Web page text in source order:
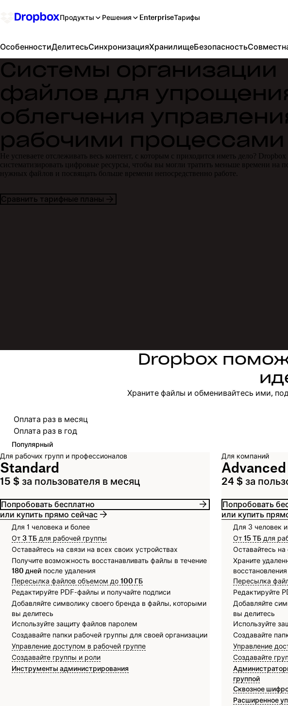
Продукты Решения EnterpriseТарифы
ОсобенностиДелитесьСинхронизацияХранилищеБезопасность
Системы организации
файлов для
облегчения
рабочими процессами
Не успеваете отслеживать весь контент, с которым с приходится иметь дело?
систематизировать цифровые ресурсы, чтобы вы могли тратить меньше времени на
нужных файлов и посвящать больше времени непосредственно работе.
Сравнить тарифные планы
Dropbox
Храните файлы и обменивайтесь ими,
Выберите платежный цикл
Оплата раз в месяц
Оплата раз в год
Популярный
Для рабочих групп и профессионалов
Standard
15 $ за пользователя в месяц
Попробовать бесплатно
или купить прямо сейчас
Для 1 человека и более
От 3 ТБ для рабочей группы
Оставайтесь на связи на всех своих устройствах
Получите возможность восстанавливать файлы в течение
180 дней после удаления
Пересылка файлов объемом до 100 ГБ
Редактируйте PDF-файлы и получайте подписи
Добавляйте символику своего бренда в файлы, которыми
вы делитесь
Используйте защиту файлов паролем
Создавайте папки рабочей группы для своей организации
Управление доступом в рабочей группе
Создавайте группы и роли
Инструменты администрирования
Для компаний
Advanced
24 $ за
Попробовать
или купить
Для 3 человек
От 15 ТБ для
Оставайтесь на
Храните
Пересылка
Редактируйте
Добавляйте
вы делитесь
Используйте
Создавайте
Управление
Создавайте
группой
Сквозное
Расширенное